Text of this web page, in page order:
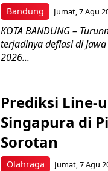
Bandung Jumat, 7 Agu
KOTA BANDUNG –
terjadinya deflasi di
2026...
Olahraga
Prediksi Line-
Singapura di
Sorotan
Jumat, 7 Agu